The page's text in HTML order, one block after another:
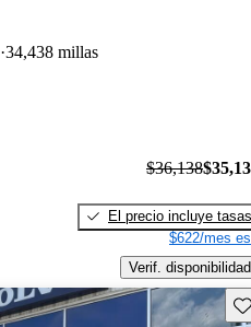
34,438 millas
$36,138
El precio incluye tasas
$622/mes
Verif. disponibilidad